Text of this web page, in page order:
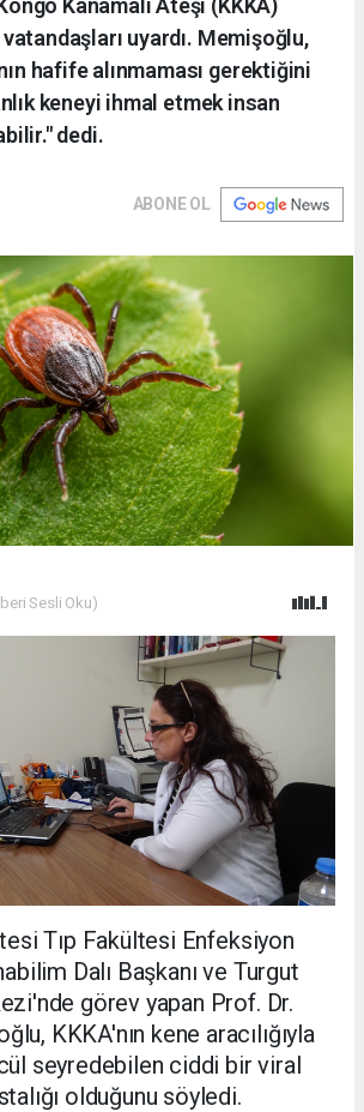
Kanamalı Ateşi (KKKA)
vatandaşları uyardı. Memişoğlu,
hafife alınmaması gerektiğini
keneyi ihmal etmek insan
dedi.
ABONE OL
Sesli Oku)
Tıp Fakültesi Enfeksiyon
Dalı Başkanı ve Turgut
görev yapan Prof. Dr.
KKKA'nın kene aracılığıyla
seyredebilen ciddi bir viral
olduğunu söyledi.